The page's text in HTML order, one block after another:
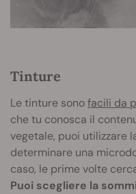
Tinture
Le tinture sonofacili da
che tu conosca il
vegetale, puoi utilizzare
determinare una
caso, le prime volte
Puoi scegliere la